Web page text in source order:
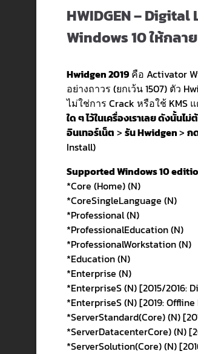
HWIDGEN –
Windows 10 ให้กลา
Hwidgen 2019คือ Activator
อย่างถาวร (ยกเว้น 1507) ตัว
ไม่ใช่การ Crack หรือใช้ KMS
ใด ๆ ไว้ในเครื่องเราเลย ดังนั้นไ
อินเทอร์เน็ต > รัน Hwidgen> ก
Install)
Supported Windows 10
*Core (Home) (N)
*CoreSingleLanguage (N)
*Professional (N)
*ProfessionalEducation (N)
*ProfessionalWorkstation (N)
*Education (N)
*Enterprise (N)
*EnterpriseS (N) [2015/2016:
*EnterpriseS (N) [2019:
*ServerStandard(Core) (N)
*ServerDatacenterCore) (N)
*ServerSolution(Core) (N)